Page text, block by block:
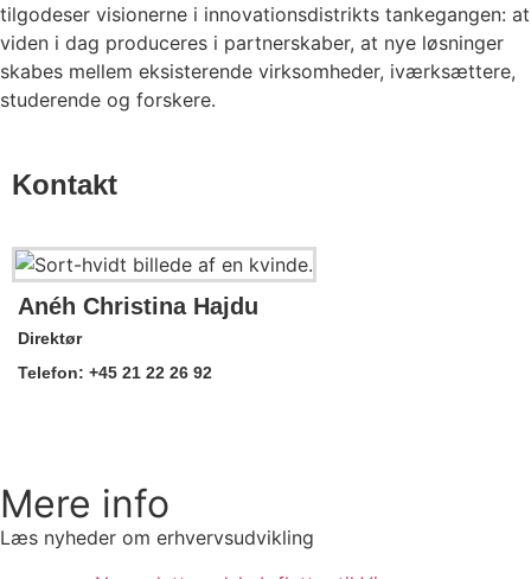
tilgodeser visionerne i innovationsdistrikts tankegangen: at
viden i dag produceres i partnerskaber, at nye løsninger
skabes mellem eksisterende virksomheder, iværksættere,
studerende og forskere.
Kontakt
Anéh Christina Hajdu
Direktør
Telefon: +45 21 22 26 92
Mere info
Læs nyheder om erhvervsudvikling